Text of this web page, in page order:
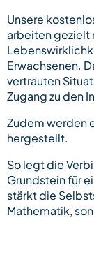
Unsere
arbeiten gezielt
Erwachsenen.
vertrauten
Zugang zu den
Zudem werden
hergestellt.
So legt die
Grundstein für
stärkt die
Mathematik,